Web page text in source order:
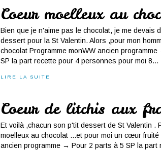
Coeur moelleux au
Bien que je n'aime pas le chocolat, je me devais
dessert pour la St Valentin. Alors ,pour mon
chocolat Programme monWW ancien
SP la part recette pour 4 personnes pour moi 8...
LIRE LA SUITE
Coeur de litchis aux
Et voilà ,chacun son p'tit dessert de St Valentin .
moelleux au chocolat ...et pour moi un cœur fruité
ancien programme → Pour 2 parts à 5 SP la part